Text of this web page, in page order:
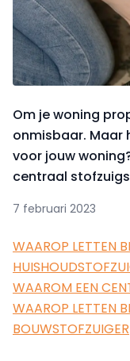
Om je woning
onmisbaar. Maar
voor jouw
centraal
7 februari 2023
WAAROP LETTEN
WAAROM EEN
WAAROP LETTEN
BOUWSTOFZUIGER